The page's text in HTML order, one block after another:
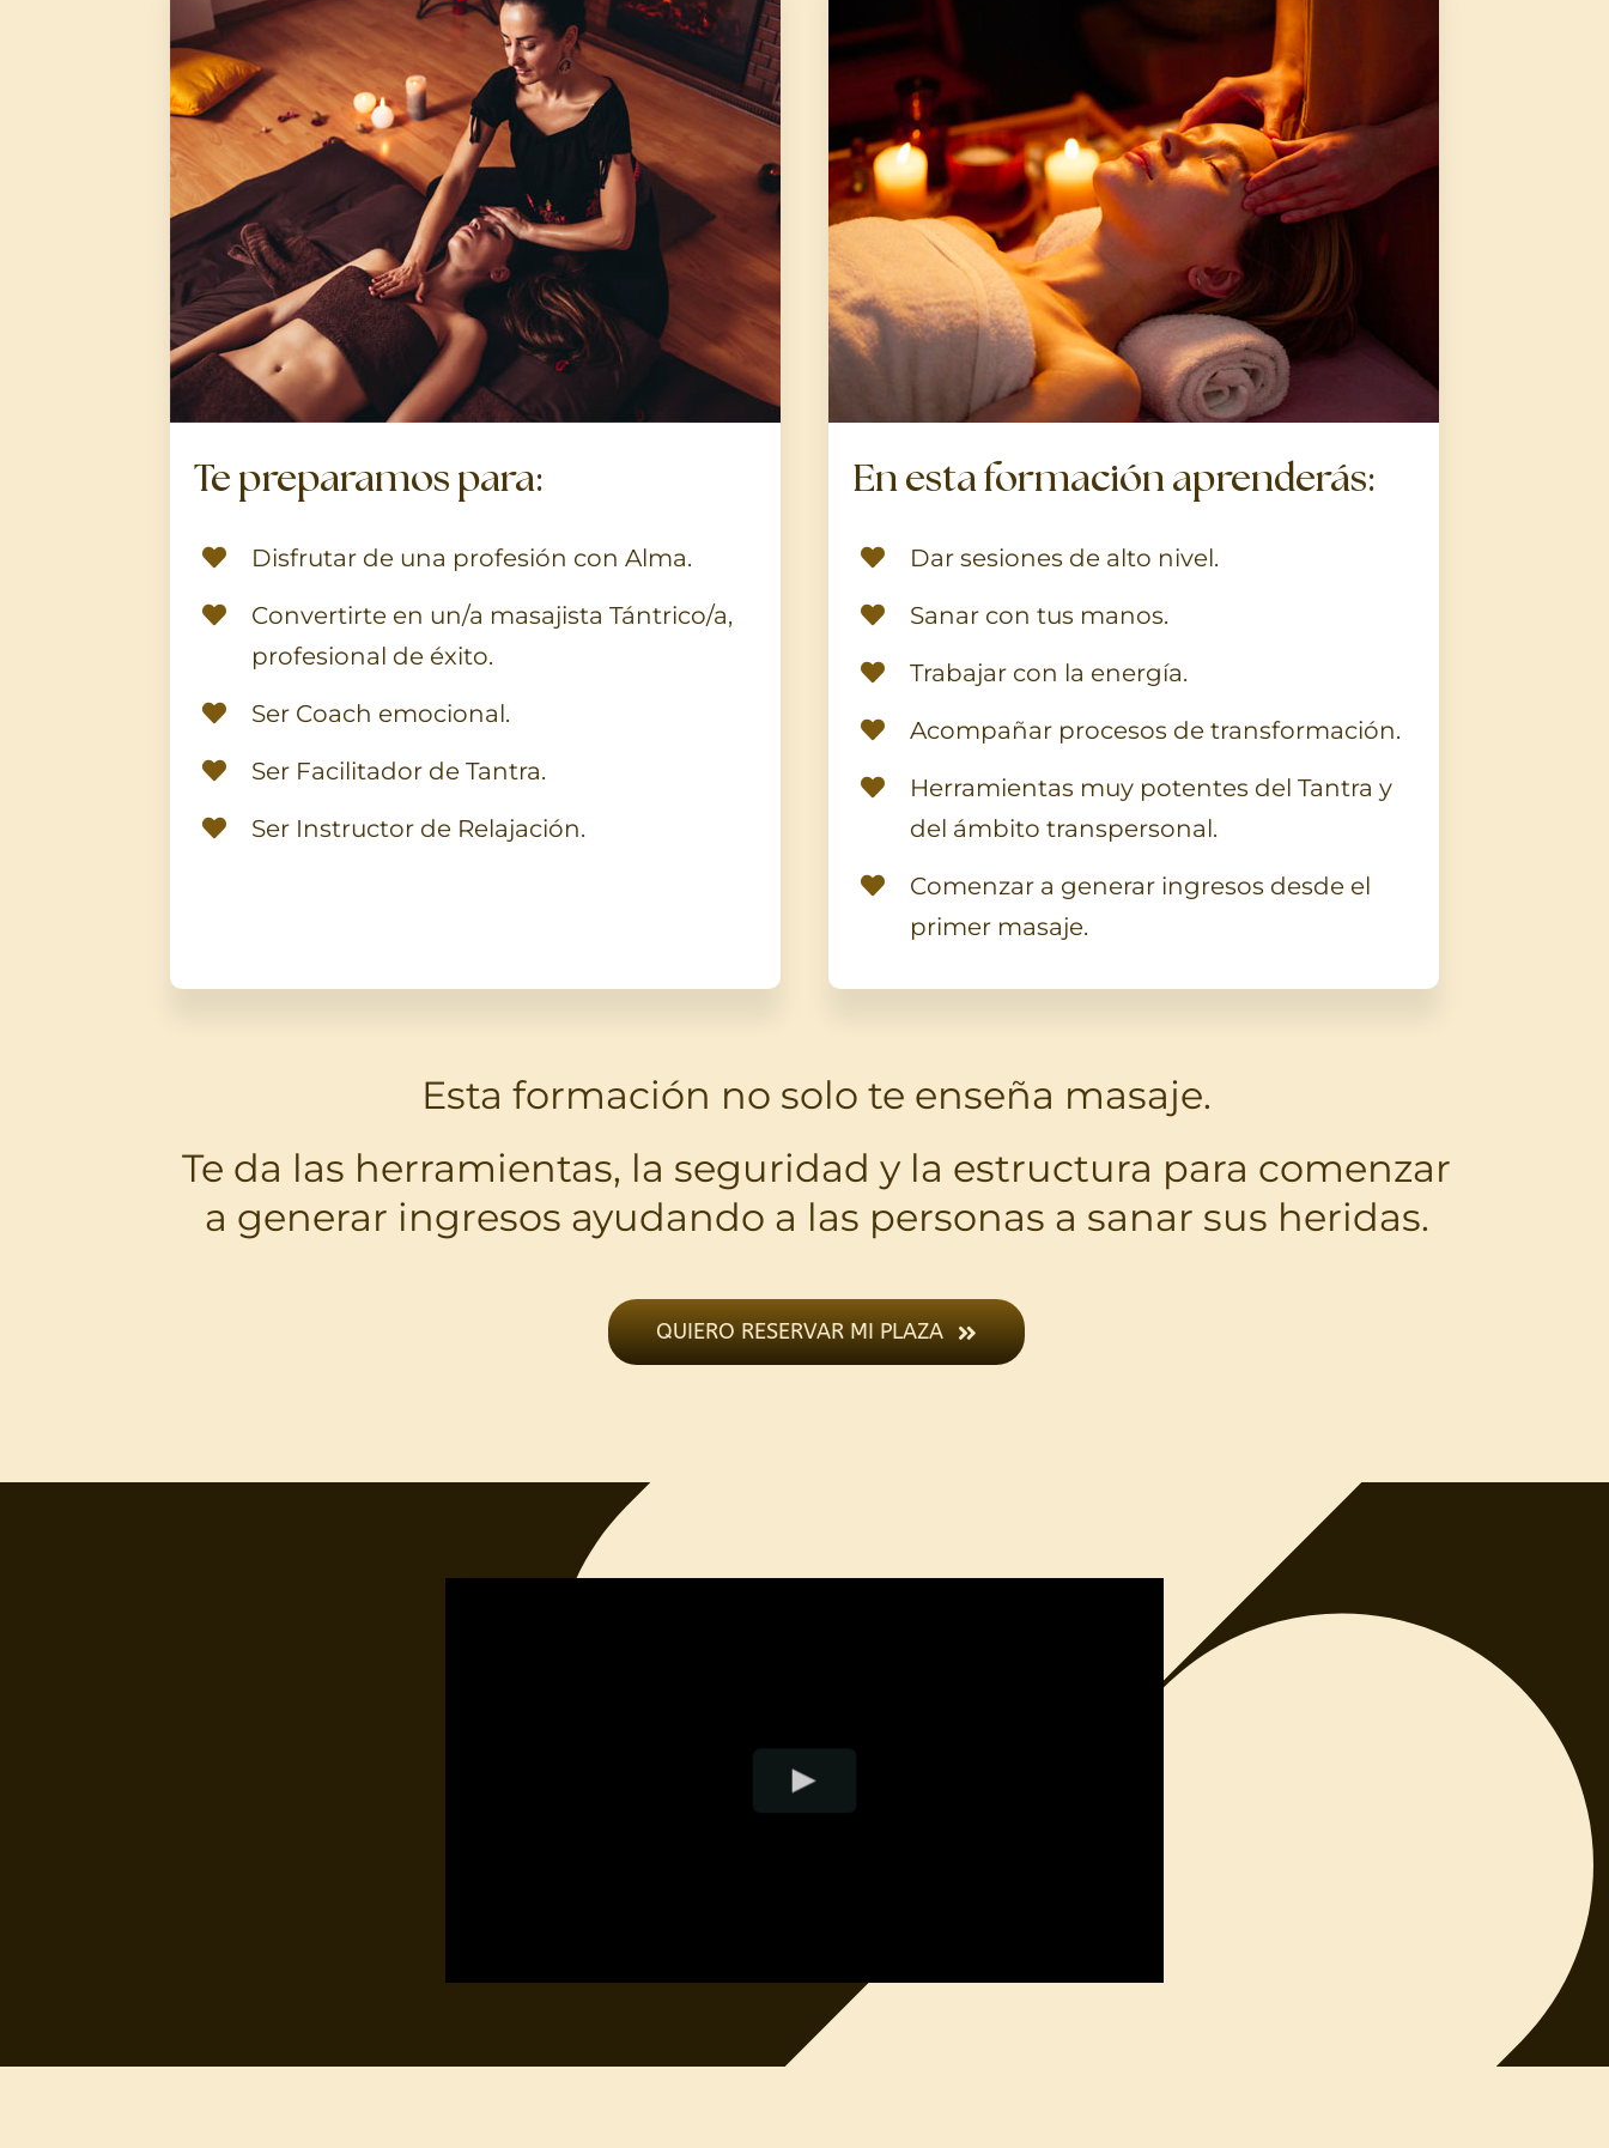
Te preparamos para:
Disfrutar de una profesión con Alma.
Convertirte en un/a masajista Tántrico/a,
profesional de éxito.
Ser Coach emocional.
Ser Facilitador de Tantra.
Ser Instructor de Relajación.
En esta formación aprenderás:
Dar sesiones de alto nivel.
Sanar con tus manos.
Trabajar con la energía.
Acompañar procesos de transformación.
Herramientas muy potentes del Tantra y
del ámbito transpersonal.
Comenzar a generar ingresos desde el
primer masaje.
Esta formación no solo te enseña masaje.
Te da las herramientas, la seguridad y la estructura para comenzar
a generar ingresos ayudando a las personas a sanar sus heridas.
QUIERO RESERVAR MI PLAZA